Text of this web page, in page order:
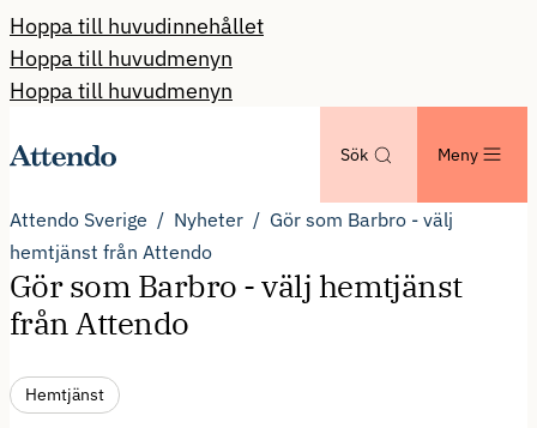
Hoppa till huvudinnehållet
Hoppa till huvudmenyn
Hoppa till huvudmenyn
Sök Meny
Attendo Sverige Nyheter
Gör som Barbro - välj
hemtjänst från Attendo
Gör som Barbro - välj hemtjänst
från Attendo
Hemtjänst